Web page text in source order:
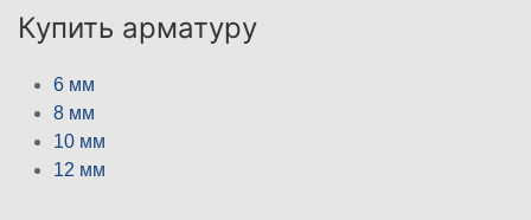
Купить арматуру
6 мм
8 мм
10 мм
12 мм